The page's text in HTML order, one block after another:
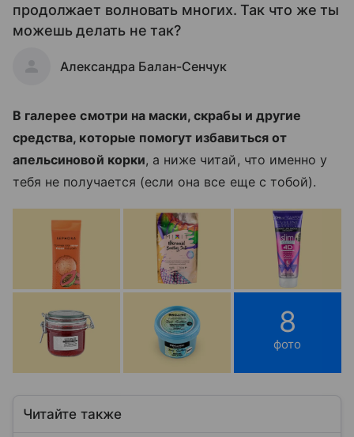
продолжает волновать многих. Так что же ты
можешь делать не так?
Александра Балан-Сенчук
В галерее смотри на маски, скрабы и другие
средства, которые помогут избавиться от
апельсиновой корки, а ниже читай, что именно у
тебя не получается (если она все еще с тобой).
8
фото
Читайте также